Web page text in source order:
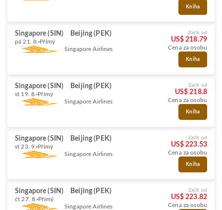
Kniha
Singapore (SIN) Beijing (PEK)
pá 21. 8. Přímý
Singapore Airlines
Začít od
US$ 218.79
Cena za osobu
Kniha
Singapore (SIN) Beijing (PEK)
st 19. 8. Přímý
Singapore Airlines
Začít od
US$ 218.8
Cena za osobu
Kniha
Singapore (SIN) Beijing (PEK)
st 23. 9. Přímý
Singapore Airlines
Začít od
US$ 223.53
Cena za osobu
Kniha
Singapore (SIN) Beijing (PEK)
čt 27. 8. Přímý
Singapore Airlines
Začít od
US$ 223.82
Cena za osobu